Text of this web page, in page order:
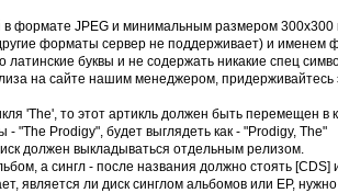
формате JPEG и минимальным размером 300х300
форматы сервер не поддерживает) и именем
буквы и не содержать никакие спец
на сайте нашим менеджером, придерживайтесь
'The', то этот артикль должен быть перемещен в
"The Prodigy", будет выглядеть как - "Prodigy, The"
должен выкладываться отдельным релизом.
а сингл - после названия должно стоять [CDS]
является ли диск синглом альбомов или ЕР,